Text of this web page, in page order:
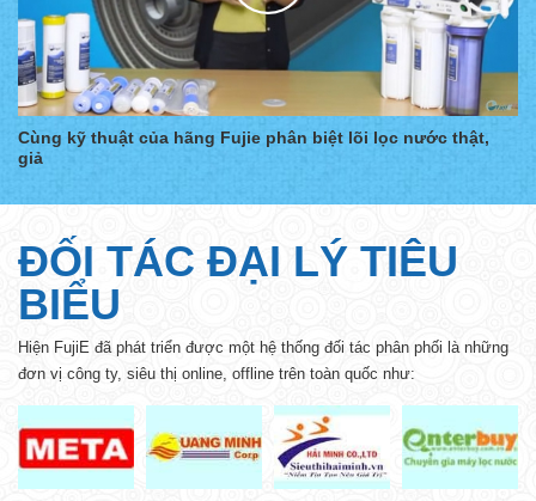
Cùng kỹ thuật của hãng Fujie phân biệt lõi lọc nước thật,
giả
ĐỐI TÁC ĐẠI LÝ TIÊU
BIỂU
Hiện FujiE đã phát triển được một hệ thống đối tác phân phối là những
đơn vị công ty, siêu thị online, offline trên toàn quốc như: